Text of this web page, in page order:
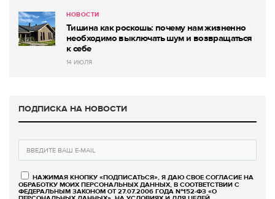
НОВОСТИ
Тишина как роскошь: почему нам жизненно
необходимо выключать шум и возвращаться
к себе
14 ИЮЛЯ
ПОДПИСКА НА НОВОСТИ
НАЖИМАЯ КНОПКУ «ПОДПИСАТЬСЯ», Я ДАЮ СВОЕ СОГЛАСИЕ НА
ОБРАБОТКУ МОИХ ПЕРСОНАЛЬНЫХ ДАННЫХ, В СООТВЕТСТВИИ С
ФЕДЕРАЛЬНЫМ ЗАКОНОМ ОТ 27.07.2006 ГОДА №152-ФЗ «О